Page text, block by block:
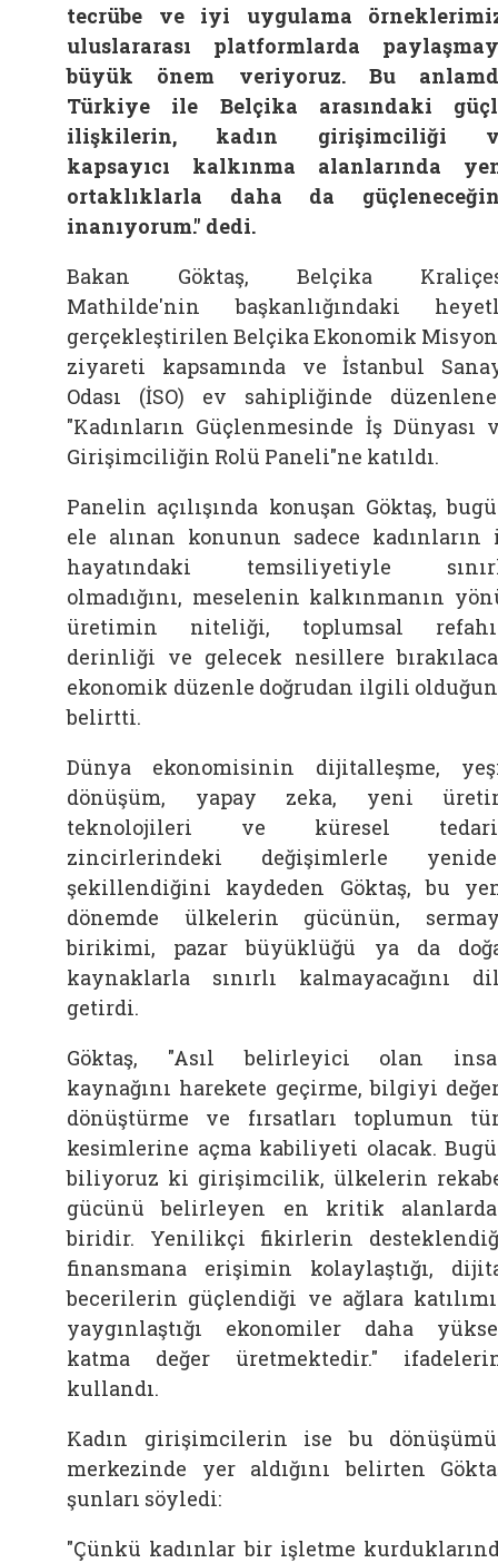
tecrübe ve iyi uygulama
uluslararası platformlarda
büyük önem veriyoruz. Bu
Türkiye ile Belçika arasındaki
ilişkilerin, kadın girişimciliği
kapsayıcı kalkınma alanlarında
ortaklıklarla daha da
inanıyorum." dedi.
Bakan Göktaş, Belçika
Mathilde'nin başkanlığındaki
gerçekleştirilen Belçika Ekonomik
ziyareti kapsamında ve İstanbul
Odası (İSO) ev sahipliğinde
"Kadınların Güçlenmesinde İş Dünyası
Girişimciliğin Rolü Paneli"ne katıldı.
Panelin açılışında konuşan Göktaş,
ele alınan konunun sadece kadınların
hayatındaki temsiliyetiyle
olmadığını, meselenin kalkınmanın
üretimin niteliği, toplumsal
derinliği ve gelecek nesillere
ekonomik düzenle doğrudan ilgili
belirtti.
Dünya ekonomisinin dijitalleşme,
dönüşüm, yapay zeka, yeni
teknolojileri ve küresel
zincirlerindeki değişimlerle
şekillendiğini kaydeden Göktaş, bu
dönemde ülkelerin gücünün,
birikimi, pazar büyüklüğü ya da
kaynaklarla sınırlı kalmayacağını
getirdi.
Göktaş, "Asıl belirleyici olan
kaynağını harekete geçirme, bilgiyi
dönüştürme ve fırsatları toplumun
kesimlerine açma kabiliyeti olacak.
biliyoruz ki girişimcilik, ülkelerin
gücünü belirleyen en kritik
biridir. Yenilikçi fikirlerin
finansmana erişimin kolaylaştığı,
becerilerin güçlendiği ve ağlara
yaygınlaştığı ekonomiler daha
katma değer üretmektedir."
kullandı.
Kadın girişimcilerin ise bu
merkezinde yer aldığını belirten
şunları söyledi:
"Çünkü kadınlar bir işletme